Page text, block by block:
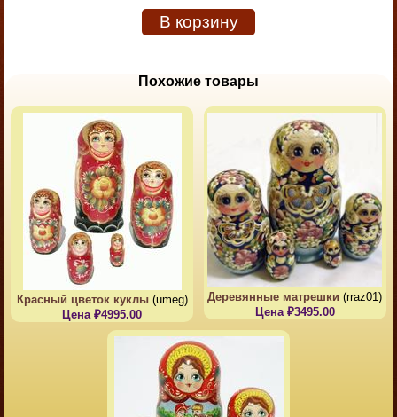
В корзину
Похожие товары
Красный цветок куклы(umeg)
Цена ₽4995.00
Деревянные матрешки (rraz01)
Цена ₽3495.00